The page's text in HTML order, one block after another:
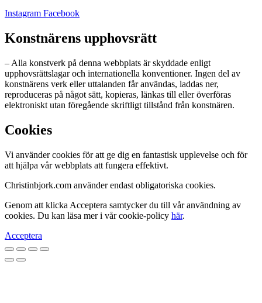
Instagram Facebook
Konstnärens upphovsrätt
– Alla konstverk på denna webbplats är skyddade enligt
upphovsrättslagar och internationella konventioner. Ingen del av
konstnärens verk eller uttalanden får användas, laddas ner,
reproduceras på något sätt, kopieras, länkas till eller överföras
elektroniskt utan föregående skriftligt tillstånd från konstnären.
Cookies
Vi använder cookies för att ge dig en fantastisk upplevelse och för
att hjälpa vår webbplats att fungera effektivt.
Christinbjork.com använder endast obligatoriska cookies.
Genom att klicka Acceptera samtycker du till vår användning av
cookies. Du kan läsa mer i vår cookie-policy här.
Acceptera